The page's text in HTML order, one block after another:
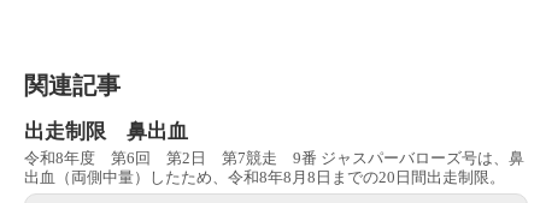
関連記事
出走制限 鼻出血
令和8年度 第6回 第2日 第7競走 9番 ジャスパーバローズ号は、鼻
出血（両側中量）したため、令和8年8月8日までの20日間出走制限。